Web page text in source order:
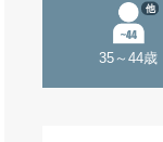
35～44歳
他